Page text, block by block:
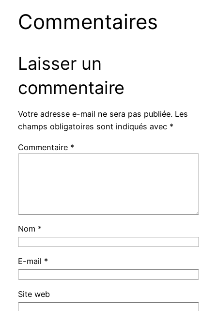
Commentaires
Laisser un
commentaire
Votre adresse e-mail ne sera pas publiée. Les
champs obligatoires sont indiqués avec *
Commentaire *
Nom *
E-mail *
Site web